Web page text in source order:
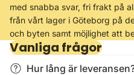
med snabba svar, fri frakt på
från vårt lager i Göteborg på
och byten samt möjlighet att
Vanliga frågor
Hur lång är